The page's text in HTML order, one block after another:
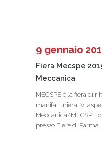
9 gennaio
Fiera Mecspe
Meccanica
MECSPE è la fiera di
manifatturiera. Vi
Meccanica/MECSPE
presso Fiere di Parma.